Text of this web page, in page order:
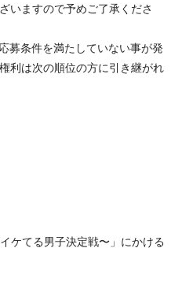
いますので予めご了承くださ
募条件を満たしていない事が発
利は次の順位の方に引き継がれ
ケてる男子決定戦〜」にかける